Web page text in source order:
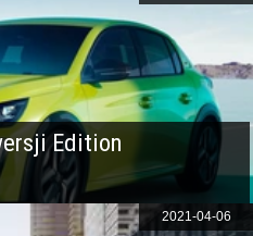
Edition
2021-04-06